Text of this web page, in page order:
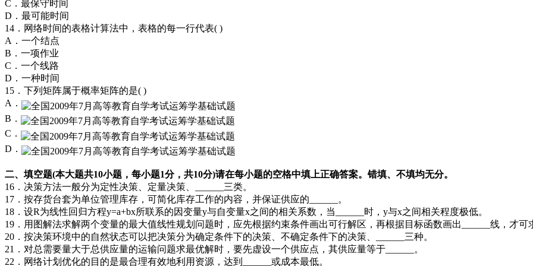
C．最保守时间
D．最可能时间
14．网络时间的表格计算法中，表格的每一行代表( )
A．一个结点
B．一项作业
C．一个线路
D．一种时间
15．下列矩阵属于概率矩阵的是( )
A．
B．
C．
D．
二、填空题(本大题共10小题，每小题1分，共10分)请在每小题的空格中填上正确答案。错填、不填均无分。
16．决策方法一般分为定性决策、定量决策、______三类。
17．按存货台套为单位管理库存，可简化库存工作的内容，并保证供应的______。
18．设R为线性回归方程y=a+bx所联系的因变量y与自变量x之间的相关系数，当______时，y与x之间相关程度极低。
19．用图解法求解两个变量的最大值线性规划问题时，应先根据约束条件画出可行解区，再根据目标函数画出______线，才可
20．按决策环境中的自然状态可以把决策分为确定条件下的决策、不确定条件下的决策、______三种。
21．对总需要量大于总供应量的运输问题求最优解时，要先虚设一个供应点，其供应量等于______。
22．网络计划优化的目的是最合理有效地利用资源，达到______或成本最低。